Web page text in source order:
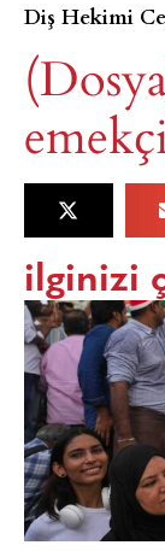
Diş Hekimi
ilginizi